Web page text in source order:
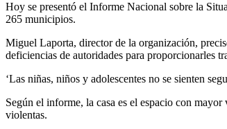
Hoy se presentó el Informe Nacional sobre la
265 municipios.
Miguel Laporta, director de la organización,
deficiencias de autoridades para proporcionarles
‘Las niñas, niños y adolescentes no se sienten
Según el informe, la casa es el espacio con
violentas.